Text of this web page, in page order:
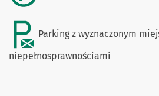
Parking z wyznaczonym
niepełnosprawnościami